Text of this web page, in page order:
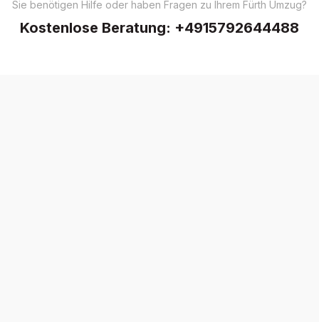
Sie benötigen Hilfe oder haben Fragen zu Ihrem Fürth Umzug?
Kostenlose Beratung: +4915792644488